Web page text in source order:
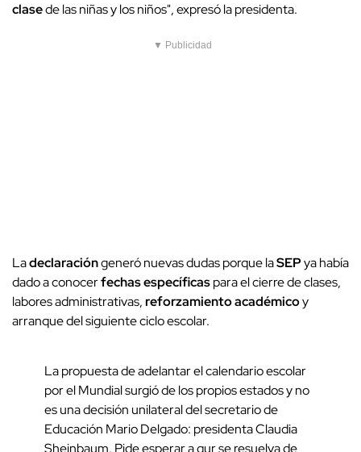
clasede las niñas y los niños", expresó la presidenta.
▼ Publicidad
Ladeclaracióngeneró nuevas dudas porque laSEPya había
dado a conocerfechas específicaspara el cierre de clases,
labores administrativas,reforzamiento académicoy
arranque del siguiente ciclo escolar.
La propuesta de adelantar el calendario escolar
por el Mundial surgió de los propios estados y no
es una decisión unilateral del secretario de
Educación Mario Delgado: presidenta Claudia